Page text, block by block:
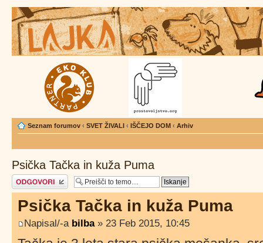
Seznam forumov ‹ SVET ŽIVALI ‹ IŠČEJO DOM ‹ Arhiv
Psička Tačka in kuža Puma
Napiši odgovor
Psička Tačka in kuža Puma
Napisal/-a bilba» 23 Feb 2015, 10:45